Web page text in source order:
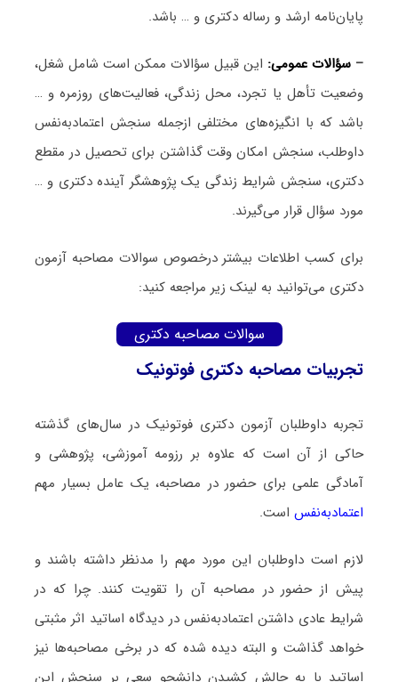
پایان‌نامه ارشد و رساله دکتری و … باشد.
– سؤالات عمومی: این قبیل سؤالات ممکن است شامل شغل،
وضعیت تأهل یا تجرد، محل زندگی، فعالیت‌های روزمره و …
باشد که با انگیزه‌های مختلفی ازجمله سنجش اعتمادبه‌نفس
داوطلب، سنجش امکان وقت گذاشتن برای تحصیل در مقطع
دکتری، سنجش شرایط زندگی یک پژوهشگر آینده دکتری و …
مورد سؤال قرار می‌گیرند.
برای کسب اطلاعات بیشتر درخصوص سوالات مصاحبه آزمون
دکتری می‌توانید به لینک زیر مراجعه کنید:
سوالات مصاحبه دکتری
تجربیات مصاحبه دکتری فوتونیک
تجربه داوطلبان آزمون دکتری فوتونیک در سال‌های گذشته
حاکی از آن است که علاوه بر رزومه آموزشی، پژوهشی و
آمادگی علمی برای حضور در مصاحبه، یک عامل بسیار مهم
اعتمادبه‌نفساست.
لازم است داوطلبان این مورد مهم را مدنظر داشته باشند و
پیش از حضور در مصاحبه آن را تقویت کنند. چرا که در
شرایط عادی داشتن اعتمادبه‌نفس در دیدگاه اساتید اثر مثبتی
خواهد گذاشت و البته دیده شده که در برخی مصاحبه‌ها نیز